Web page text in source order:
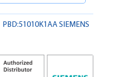
PBD:51010K1AA SIEMENS